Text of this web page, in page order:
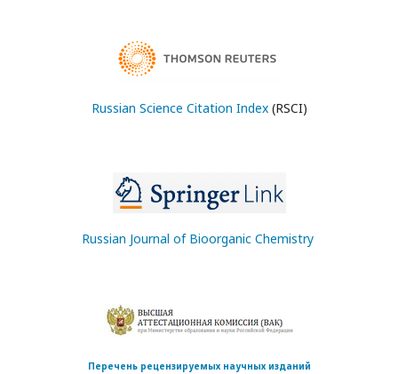
Russian Science Citation Index(RSCI)
Russian Journal of Bioorganic Chemistry
Перечень рецензируемых научных изданий